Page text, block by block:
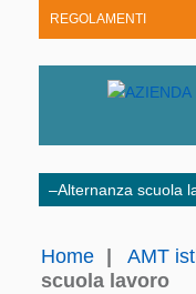
REGOLAMENTI
Home AMT
scuola lavoro